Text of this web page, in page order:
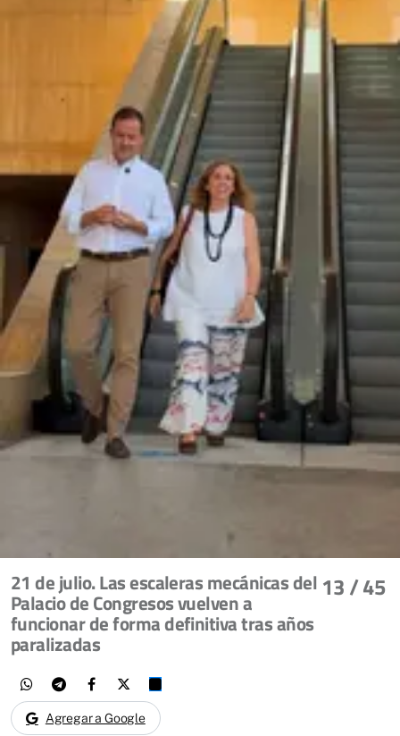
13/ 45
21 de julio. Las escaleras mecánicas del
Palacio de Congresos vuelven a
funcionar de forma definitiva tras años
paralizadas
Agregar a Google